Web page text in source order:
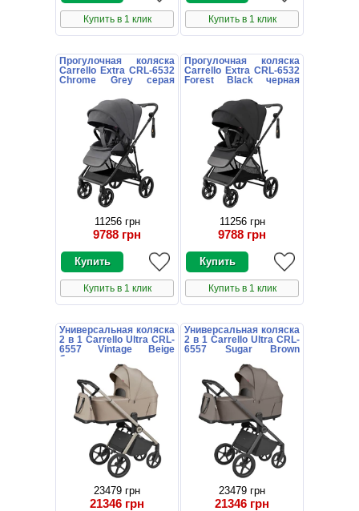
Купить в 1 клик Купить в 1 клик
Прогулочная коляска
Carrello Extra CRL-6532
Chrome Grey серая
11256 грн
9788 грн
Купить в 1 клик
Прогулочная коляска
Carrello Extra CRL-6532
Forest Black черная
11256 грн
9788 грн
Купить в 1 клик
Универсальная коляска
2 в 1 Carrello Ultra CRL-
6557 Vintage Beige
бежевая
23479 грн
21346 грн
Универсальная коляска
2 в 1 Carrello Ultra CRL-
6557 Sugar Brown
23479 грн
21346 грн